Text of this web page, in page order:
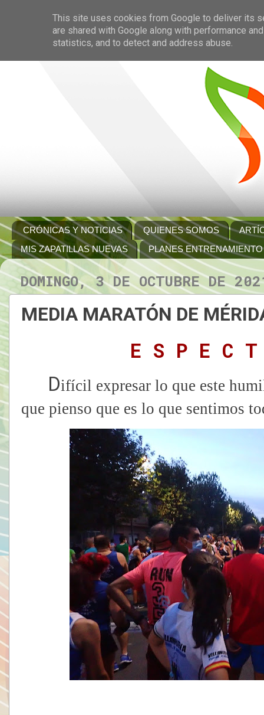
CRÓNICAS Y NOTICIAS QUIENES SOMOS
MIS ZAPATILLAS NUEVAS
PLANES ENTRENAMIENTO
DOMINGO, 3 DE OCTUBRE DE
MEDIA MARATÓN DE
E S P E C
Difícil expresar lo que este
que pienso que es lo que sentimos
This site uses cookies from Google to deliver its
are shared with Google along with performance
statistics, and to detect and address abuse.